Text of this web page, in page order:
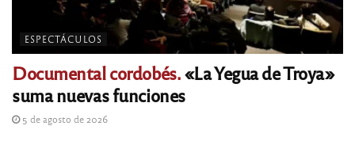
ESPECTÁCULOS
Documental cordobés.«La Yegua de Troya»
suma nuevas funciones
5 de agosto de 2026